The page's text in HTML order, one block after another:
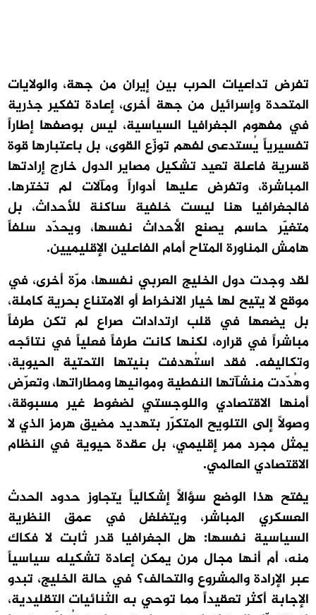
تفرض تداعيات الحرب بين إيران من جهة، والولايات
المتحدة وإسرائيل من جهة أخرى، إعادة تفكير جذرية
في مفهوم الجغرافيا السياسية، ليس بوصفها إطاراً
تفسيرياً يُستدعى لفهم توزّع القوى، بل باعتبارها قوة
قسرية فاعلة تعيد تشكيل مصاير الدول خارج إرادتها
المباشرة، وتفرض عليها أدواراً ومآلات لم تخترها.
فالجغرافيا هنا ليست خلفية ساكنة للأحداث، بل
متغيّر حاسم يصنع الأحداث نفسها، ويحدّد سلفاً
هامش المناورة المتاح أمام الفاعلين الإقليميين.
لقد وجدت دول الخليج العربي نفسها، مرّة أخرى، في
موقع لا يتيح لها خيار الانخراط أو الامتناع بحرية كاملة،
بل يضعها في قلب ارتدادات صراع لم تكن طرفاً
مباشراً في قراره، لكنها كانت طرفاً فعلياً في نتائجه
وتكاليفه. فقد استُهدفت بنيتها التحتية الحيوية،
وهُدّدت منشآتها النفطية وموانيها ومطاراتها، وتعرّض
أمنها الاقتصادي واللوجستي لضغوط غير مسبوقة،
وصولاً إلى التلويح المتكرّر بتهديد مضيق هرمز الذي لا
يمثل مجرد ممر إقليمي، بل عقدة حيوية في النظام
الاقتصادي العالمي.
يفتح هذا الوضع سؤالاً إشكالياً يتجاوز حدود الحدث
العسكري المباشر، ويتغلغل في عمق النظرية
السياسية نفسها: هل الجغرافيا قدر ثابت لا فكاك
منه، أم أنها مجال مرن يمكن إعادة تشكيله سياسياً
عبر الإرادة والمشروع والتحالف؟ في حالة الخليج، تبدو
الإجابة أكثر تعقيداً مما توحي به الثنائيات التقليدية،